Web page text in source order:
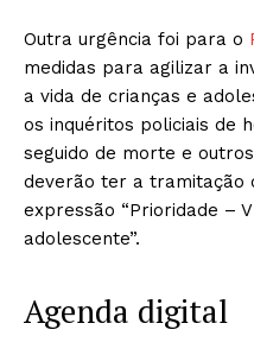
Outra urgência foi para o
medidas para agilizar a
a vida de crianças e
os inquéritos policiais de
seguido de morte e
deverão ter a tramitação
expressão “Prioridade –
adolescente”.
Agenda digital